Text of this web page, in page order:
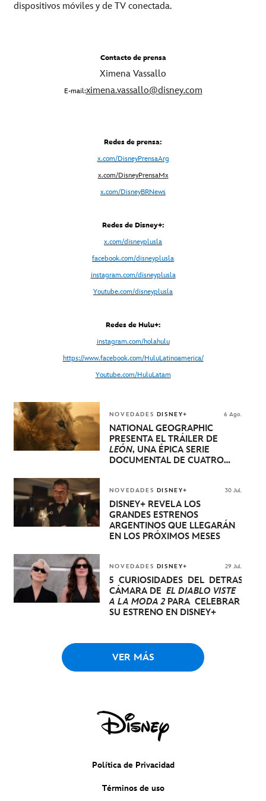
dispositivos móviles y de TV conectada.
Contacto de prensa
Ximena Vassallo
E-mail:ximena.vassallo@disney.com
Redes de prensa:
x.com/DisneyPrensaArg
x.com/DisneyPrensaMx
x.com/DisneyBRNews
Redes de Disney+:
x.com/disneyplusla
facebook.com/disneyplusla
instagram.com/disneyplusla
Youtube.com/disneyplusla
Redes de Hulu+:
instagram.com/holahulu
https://www.facebook.com/HuluLatinoamerica/
Youtube.com/HuluLatam
NOVEDADES DISNEY+ 6 Ago.
NATIONAL GEOGRAPHIC
PRESENTA EL TRÁILER DE
LEÓN, UNA ÉPICA SERIE
DOCUMENTAL DE CUATRO
DE UN CACHORRO DE LEÓN
HASTA QUE SE CONVIERTE EN
REY
NOVEDADES DISNEY+ 30 Jul.
DISNEY+ REVELA LOS
GRANDES ESTRENOS
ARGENTINOS QUE LLEGARÁN
EN LOS PRÓXIMOS MESES
NOVEDADES DISNEY+ 29 Jul.
5 CURIOSIDADES DEL DETRÁS DE
CÁMARA DE EL DIABLO VISTE
A LA MODA 2PARA CELEBRAR
SU ESTRENO EN DISNEY+
VER MÁS
Política de Privacidad
Términos de uso